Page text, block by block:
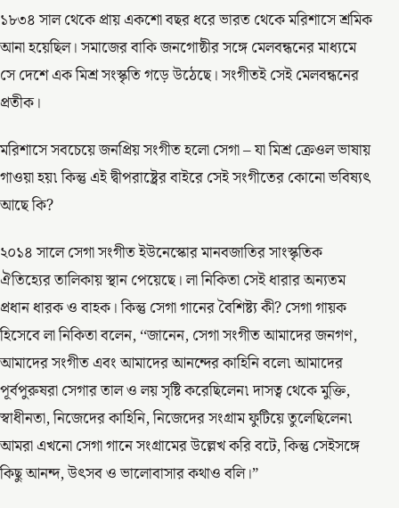
১৮৩৪ সাল থেকে প্রায় একশো বছর ধরে ভারত থেকে মরিশাসে শ্রমিক
আনা হয়েছিল। সমাজের বাকি জনগোষ্ঠীর সঙ্গে মেলবন্ধনের মাধ্যমে
সে দেশে এক মিশ্র সংস্কৃতি গড়ে উঠেছে। সংগীতই সেই মেলবন্ধনের
প্রতীক।
মরিশাসে সবচেয়ে জনপ্রিয় সংগীত হলো সেগা – যা মিশ্র ক্রেওল ভাষায়
গাওয়া হয়৷ কিন্তু এই দ্বীপরাষ্ট্রের বাইরে সেই সংগীতের কোনো ভবিষ্যৎ
আছে কি?
২০১৪ সালে সেগা সংগীত ইউনেস্কোর মানবজাতির সাংস্কৃতিক
ঐতিহ্যের তালিকায় স্থান পেয়েছে। লা নিকিতা সেই ধারার অন্যতম
প্রধান ধারক ও বাহক। কিন্তু সেগা গানের বৈশিষ্ট্য কী? সেগা গায়ক
হিসেবে লা নিকিতা বলেন, ‘‘জানেন, সেগা সংগীত আমাদের জনগণ,
আমাদের সংগীত এবং আমাদের আনন্দের কাহিনি বলে৷ আমাদের
পূর্বপুরুষরা সেগার তাল ও লয় সৃষ্টি করেছিলেন৷ দাসত্ব থেকে মুক্তি,
স্বাধীনতা, নিজেদের কাহিনি, নিজেদের সংগ্রাম ফুটিয়ে তুলেছিলেন৷
আমরা এখনো সেগা গানে সংগ্রামের উল্লেখ করি বটে, কিন্তু সেইসঙ্গে
কিছু আনন্দ, উৎসব ও ভালোবাসার কথাও বলি।”